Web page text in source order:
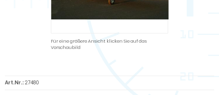
Für eine größere Ansicht klicken Sie auf das
Vorschaubild
Art.Nr.: 27480